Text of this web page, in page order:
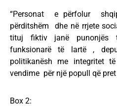
“Personat e përfolur
përditshëm dhe në rrjete
tituj fiktiv janë punonjës
funksionarë të lartë ,
politikanësh me integritet
vendime për një popull që
Box 2: